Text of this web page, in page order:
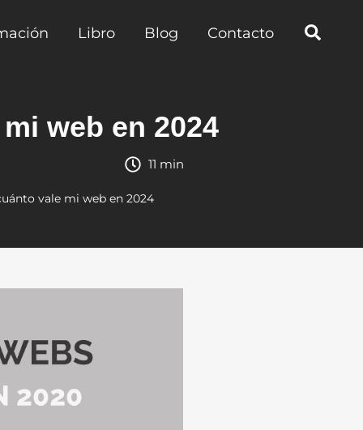
Libro Blog Contacto
web en 2024
11 min
vale mi web en 2024